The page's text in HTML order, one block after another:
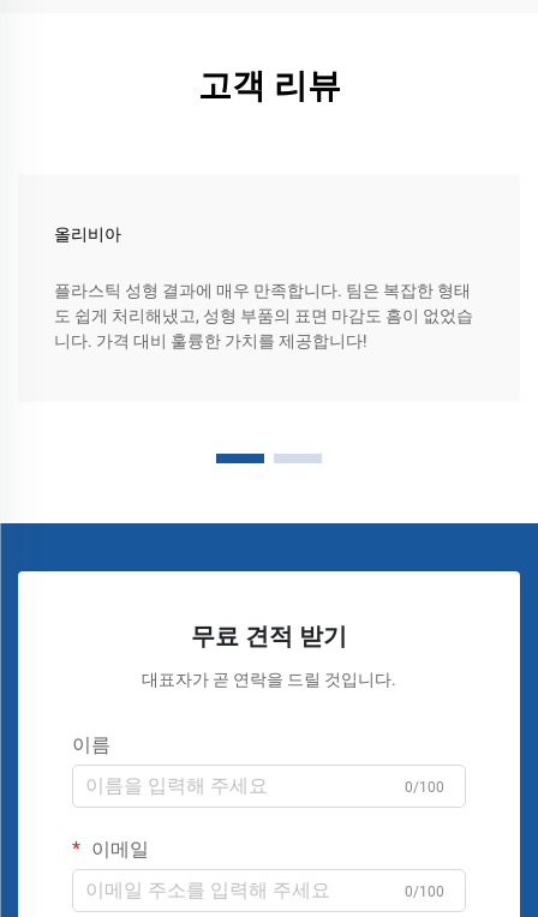
고객 리뷰
올리비아
플라스틱 성형 결과에 매우 만족합니다. 팀은 복잡한 형태
도 쉽게 처리해냈고, 성형 부품의 표면 마감도 흠이 없었습
니다. 가격 대비 훌륭한 가치를 제공합니다!
무료 견적 받기
대표자가 곧 연락을 드릴 것입니다.
이름
0/100
이메일
0/100